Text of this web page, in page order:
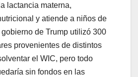
lactancia materna,
y atiende a niños de
de Trump utilizó 300
provenientes de distintos
el WIC, pero todo
sin fondos en las